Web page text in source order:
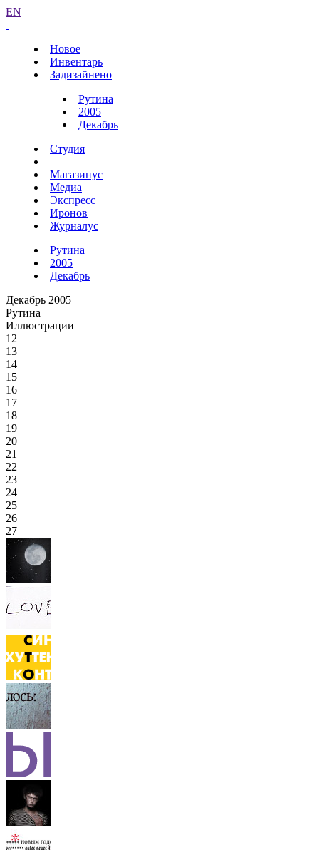
EN
Новое
Инвентарь
Задизайнено
Рутина
2005
Декабрь
Студия
Магазинус
Медиа
Экспресс
Иронов
Журналус
Рутина
2005
Декабрь
Декабрь 2005
Рутина
Иллюстрации
12
13
14
15
16
17
18
19
20
21
22
23
24
25
26
27